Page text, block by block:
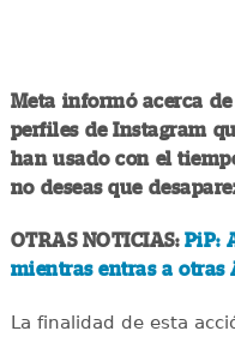
Meta informó acerca
perfiles de Instagram
han usado con el
no deseas que
OTRAS NOTICIAS: PiP:
mientras entras a otras
La finalidad de esta